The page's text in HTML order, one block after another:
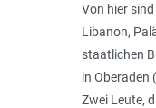
Von hier
Libanon,
staatlichen
in Oberaden
Zwei Leute,